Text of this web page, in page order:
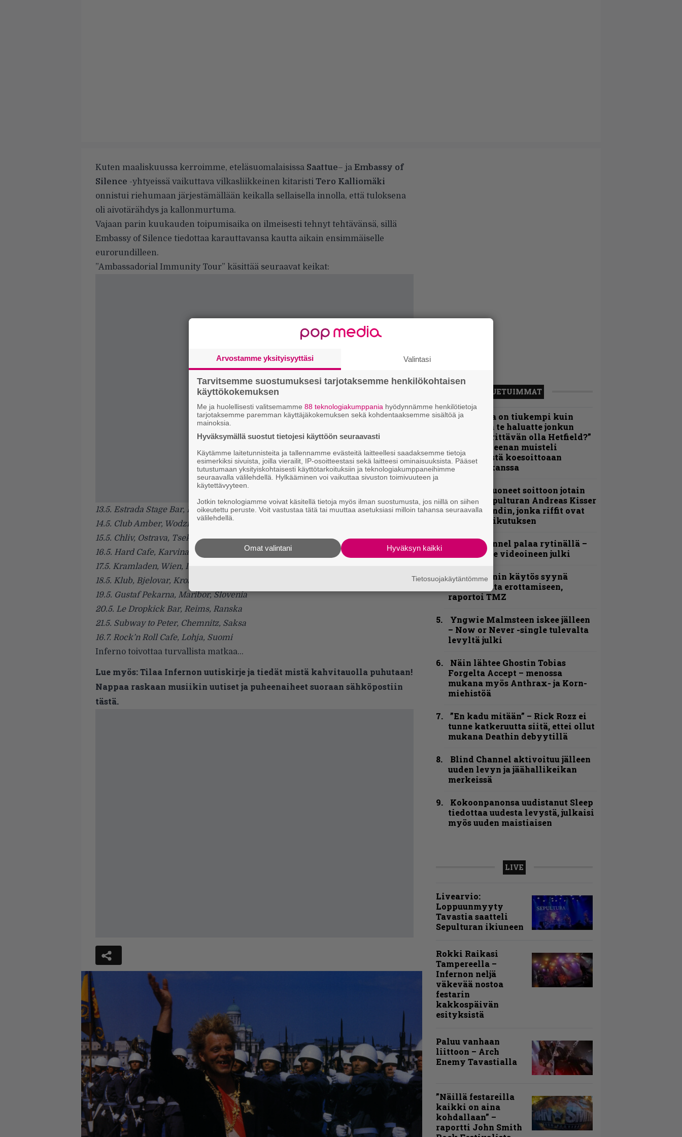
Kuten maaliskuussa kerroimme, eteläsuomalaisissa Saattue– ja Embassy of
Silence -yhtyeissä vaikuttava vilkasliikkeinen kitaristi Tero Kalliomäki
onnistui riehumaan järjestämällään keikalla sellaisella innolla, että tuloksena
oli aivotärähdys ja kallonmurtuma.
Vajaan parin kuukauden toipumisaika on ilmeisesti tehnyt tehtävänsä, sillä
Embassy of Silence tiedottaa karauttavansa kautta aikain ensimmäiselle
eurorundilleen.
”Ambassadorial Immunity Tour” käsittää seuraavat keikat:
13.5. Estrada Stage Bar, Bydgoszcz, Puola
14.5. Club Amber, Wodzisław Śląski, Puola
15.5. Chliv, Ostrava, Tsekki
16.5. Hard Cafe, Karvina, Tsekki
17.5. Kramladen, Wien, Itävalta
18.5. Klub, Bjelovar, Kroatia
19.5. Gustaf Pekarna, Maribor, Slovenia
20.5. Le Dropkick Bar, Reims, Ranska
21.5. Subway to Peter, Chemnitz, Saksa
16.7. Rock’n Roll Cafe, Lohja, Suomi
Inferno toivottaa turvallista matkaa…
Lue myös:Tilaa Infernon uutiskirje ja tiedät mistä kahvitauolla puhutaan!
Nappaa raskaan musiikin uutiset ja puheenaiheet suoraan sähköpostiin
tästä.
LUETUIMMAT
”Metallica on tiukempi kuin
koskaan ja te haluatte jonkun
nulikan yrittävän olla Hetfield?”
– Pepper Keenan muisteli
ensimmäistä koesoittoaan
hevijätin kanssa
”He ovat tuoneet soittoon jotain
uutta” – Sepulturan Andreas Kisser
nimeää bändin, jonka riffit ovat
tehneet vaikutuksen
Blind Channel palaa rytinällä –
tuplasingle videoineen julki
Sid Wilsonin käytös syynä
Slipknotista erottamiseen,
raportoi TMZ
Yngwie Malmsteen iskee jälleen
– Now or Never -single tulevalta
levyltä julki
Näin lähtee Ghostin Tobias
Forgelta Accept – menossa
mukana myös Anthrax- ja Korn-
miehistöä
”En kadu mitään” – Rick Rozz ei
tunne katkeruutta siitä, ettei ollut
mukana Deathin debyytillä
Blind Channel aktivoituu jälleen
uuden levyn ja jäähallikeikan
merkeissä
Kokoonpanonsa uudistanut Sleep
tiedottaa uudesta levystä, julkaisi
myös uuden maistiaisen
LIVE
Livearvio:
Loppuunmyyty
Tavastia saatteli
Sepulturan ikiuneen
Rokki Raikasi
Tampereella –
Infernon neljä
väkevää nostoa
festarin
kakkospäivän
esityksistä
Paluu vanhaan
liittoon – Arch
Enemy Tavastialla
”Näillä festareilla
kaikki on aina
kohdallaan” –
raportti John Smith
Arvostamme yksityisyyttäsi Valintasi
Tarvitsemme suostumuksesi tarjotaksemme henkilökohtaisen
käyttökokemuksen
Me ja huolellisesti valitsemamme 88 teknologiakumppania hyödynnämme henkilötietoja
tarjotaksemme paremman käyttäjäkokemuksen sekä kohdentaaksemme sisältöä ja
mainoksia.
Hyväksymällä suostut tietojesi käyttöön seuraavasti
Käytämme laitetunnisteita ja tallennamme evästeitä laitteellesi saadaksemme tietoja
esimerkiksi sivuista, joilla vierailit, IP-osoitteestasi sekä laitteesi ominaisuuksista. Pääset
tutustumaan yksityiskohtaisesti käyttötarkoituksiin ja teknologiakumppaneihimme
seuraavalla välilehdellä. Hylkääminen voi vaikuttaa sivuston toimivuuteen ja
käytettävyyteen.
Jotkin teknologiamme voivat käsitellä tietoja myös ilman suostumusta, jos niillä on siihen
oikeutettu peruste. Voit vastustaa tätä tai muuttaa asetuksiasi milloin tahansa seuraavalla
välilehdellä.
Hyväksyn kaikki
Omat valintani
Tietosuojakäytäntömme